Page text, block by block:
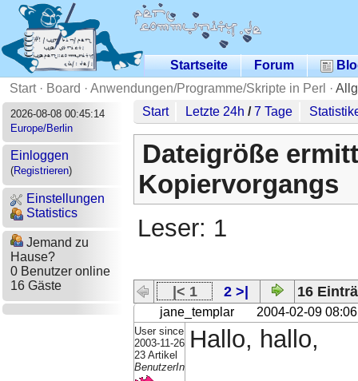
Startseite Forum
Start· Board · Anwendungen/Programme/Skripte in Perl ·
2026-08-08 00:45:14
Europe/Berlin
Einloggen
(Registrieren)
Einstellungen
Statistics
Jemand zu
Hause?
0 Benutzer online
16 Gäste
Start Letzte 24h /7 Tage
Dateigröße
Kopiervorgangs
Leser: 1
|< 1 2 >| 16
jane_templar 2004-02-09 08:06
User since
2003-11-26
23 Artikel
BenutzerIn
Hallo, hallo,